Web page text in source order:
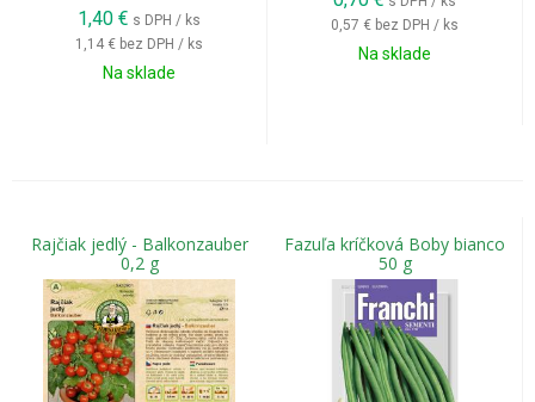
1,40 € s DPH / ks
1,14 € bez DPH / ks
Na sklade
0,57 € bez DPH / ks
Na sklade
Rajčiak jedlý - Balkonzauber
0,2 g
Fazuľa kríčková Boby bianco
50 g